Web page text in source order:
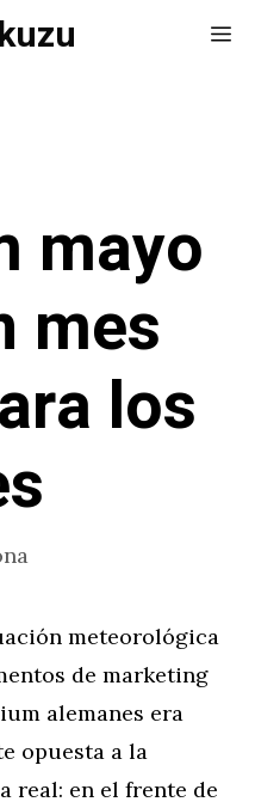
mayo
mes
los
meteorológica
de marketing
alemanes era
opuesta a la
real: en el frente de